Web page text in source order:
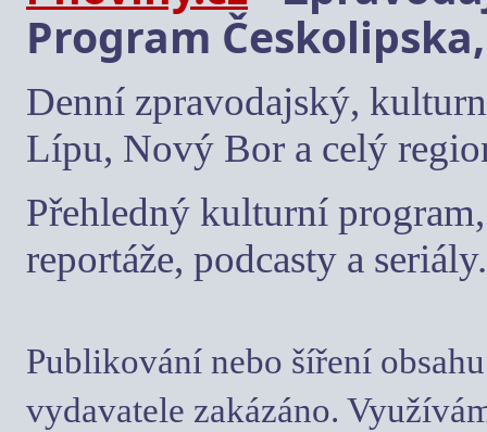
Program
Denní zpravodajský,
Lípu, Nový Bor a celý
Přehledný kulturní
reportáže, podcasty a seriály.
Publikování nebo šíření
vydavatele zakázáno.